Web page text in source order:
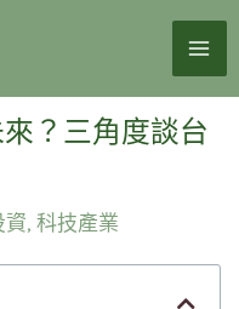
？三角度談台
資, 科技產業